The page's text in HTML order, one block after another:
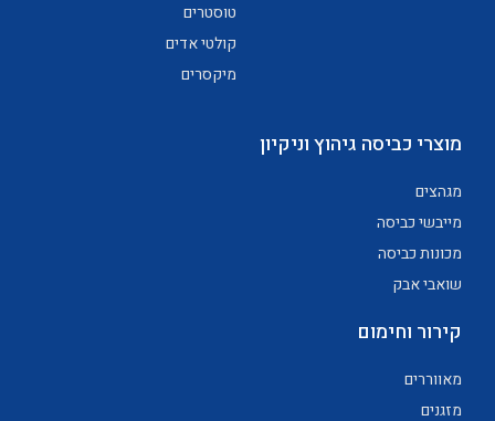
טוסטרים
קולטי אדים
מיקסרים
מוצרי כביסה גיהוץ וניקיון
מגהצים
מייבשי כביסה
מכונות כביסה
שואבי אבק
קירור וחימום
מאווררים
מזגנים